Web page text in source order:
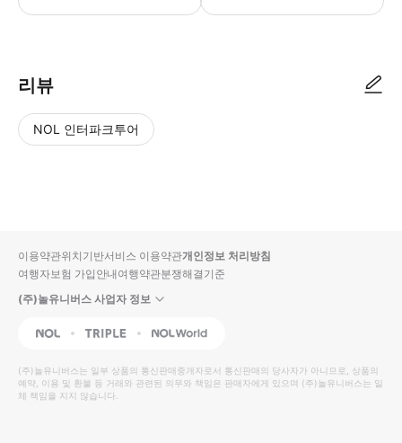
리뷰
NOL 인터파크투어
입니
다.
높
은
순
동
영
상
순
상
이용약관위치기반서비스 이용약관개인정보 처리방침
여행자보험 가입안내여행약관분쟁해결기준
(주)놀유니버스 사업자 정보
NOL Triple Interpark Global
(주)놀유니버스는 일부 상품의 통신판매중개자로서 통신판매의 당사자가 아니므로, 상품의
예약, 이용 및 환불 등 거래와 관련된 의무와 책임은 판매자에게 있으며 (주)놀유니버스는 일
체 책임을 지지 않습니다.